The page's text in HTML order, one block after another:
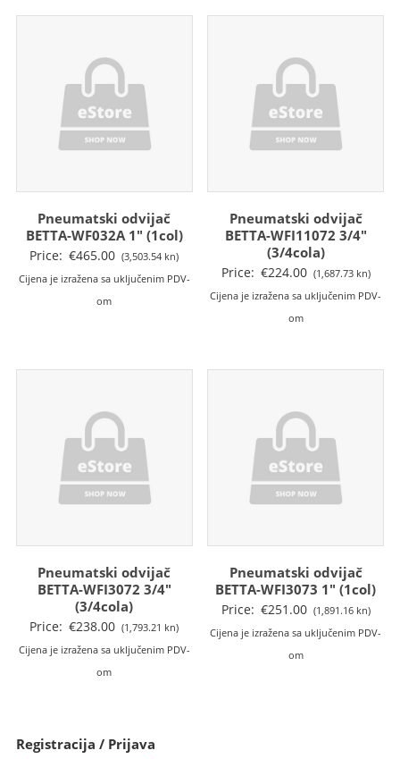
Pneumatski odvijač
BETTA-WF032A 1″ (1col)
Price: €465.00 (3,503.54 kn)
Cijena je izražena sa uključenim PDV-
om
Pneumatski odvijač
BETTA-WFI11072 3/4″
(3/4cola)
Price: €224.00 (1,687.73 kn)
Cijena je izražena sa uključenim PDV-
om
Pneumatski odvijač
BETTA-WFI3072 3/4″
(3/4cola)
Price: €238.00 (1,793.21 kn)
Cijena je izražena sa uključenim PDV-
om
Pneumatski odvijač
BETTA-WFI3073 1″ (1col)
Price: €251.00 (1,891.16 kn)
Cijena je izražena sa uključenim PDV-
om
Registracija / Prijava